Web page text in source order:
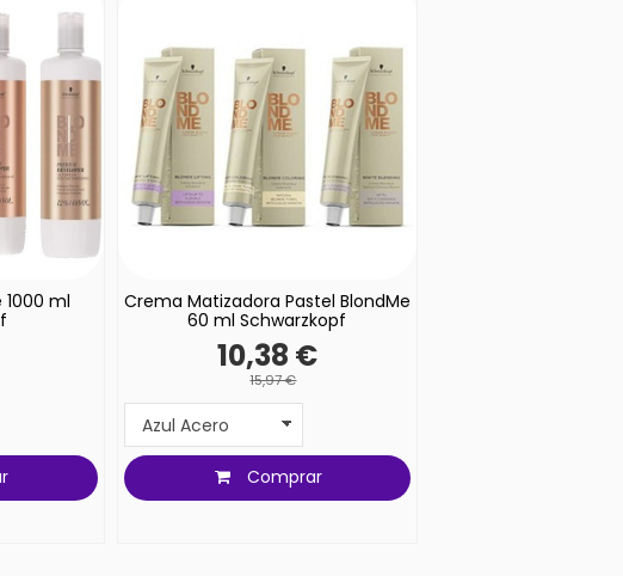
ml
Crema Matizadora Pastel BlondMe
60 ml Schwarzkopf
10,38 €
15,97 €
Comprar